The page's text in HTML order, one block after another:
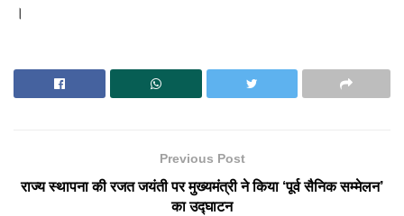
।
Previous Post
राज्य स्थापना की रजत जयंती पर मुख्यमंत्री ने किया ‘पूर्व सैनिक सम्मेलन’
का उद्घाटन